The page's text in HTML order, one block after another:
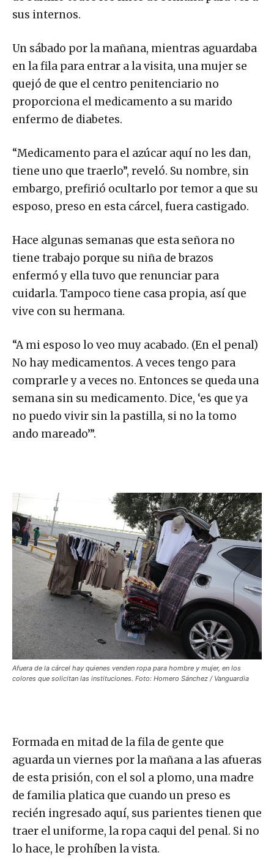
sus internos.
Un sábado por la mañana, mientras aguardaba
en la fila para entrar a la visita, una mujer se
quejó de que el centro penitenciario no
proporciona el medicamento a su marido
enfermo de diabetes.
“Medicamento para el azúcar aquí no les dan,
tiene uno que traerlo”, reveló. Su nombre, sin
embargo, prefirió ocultarlo por temor a que su
esposo, preso en esta cárcel, fuera castigado.
Hace algunas semanas que esta señora no
tiene trabajo porque su niña de brazos
enfermó y ella tuvo que renunciar para
cuidarla. Tampoco tiene casa propia, así que
vive con su hermana.
“A mi esposo lo veo muy acabado. (En el penal)
No hay medicamentos. A veces tengo para
comprarle y a veces no. Entonces se queda una
semana sin su medicamento. Dice, ‘es que ya
no puedo vivir sin la pastilla, si no la tomo
ando mareado’”.
Afuera de la cárcel hay quienes venden ropa para hombre y mujer, en los
colores que solicitan las instituciones. Foto: Homero Sánchez / Vanguardia
Formada en mitad de la fila de gente que
aguarda un viernes por la mañana a las afueras
de esta prisión, con el sol a plomo, una madre
de familia platica que cuando un preso es
recién ingresado aquí, sus parientes tienen que
traer el uniforme, la ropa caqui del penal. Si no
lo hace, le prohíben la vista.